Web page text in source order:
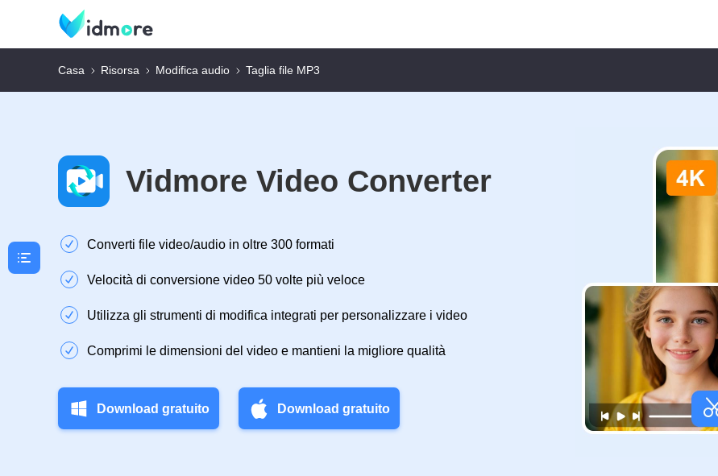
Casa Risorsa Modifica audio Taglia file MP3
Vidmore Video Converter
Converti file video/audio in oltre 300 formati
Velocità di conversione video 50 volte più veloce
Utilizza gli strumenti di modifica integrati per personalizzare i video
Comprimi le dimensioni del video e mantieni la migliore qualità
Download gratuito Download gratuito